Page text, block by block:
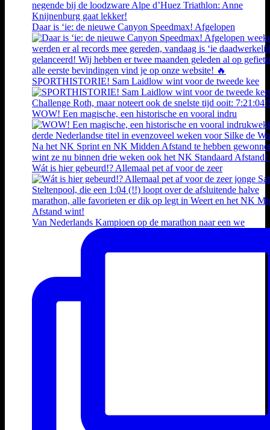
Daar is ‘ie: de nieuwe Canyon Speedmax! Afgelopen
SPORTHISTORIE! Sam Laidlow wint voor de tweede kee
WOW! Een magische, een historische en vooral indru
Wát is hier gebeurd!? Allemaal pet af voor de zeer
Van Nederlands Kampioen op de marathon naar een we